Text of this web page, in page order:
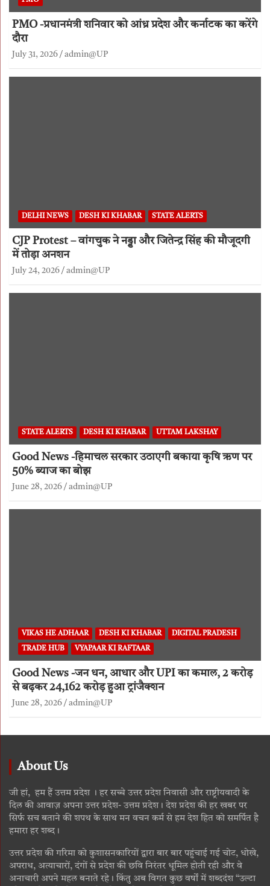
PMO -प्रधानमंत्री शनिवार को आंध्र प्रदेश और कर्नाटक का करेंगे
दौरा
July 31, 2026 admin@UP
DELHI NEWS DESH KI KHABAR STATE ALERTS
CJP Protest – वांगचुक ने नड्डा और जितेन्द्र सिंह की मौजूदगी
में तोड़ा अनशन
July 24, 2026 admin@UP
STATE ALERTS DESH KI KHABAR UTTAM LAKSHAY
Good News -हिमाचल सरकार उठाएगी बकाया कृषि ऋण पर
50% ब्याज का बोझ
June 28, 2026 admin@UP
VIKAS HE ADHAAR DESH KI KHABAR DIGITAL PRADESH
TRADE HUB VYAPAAR KI RAFTAAR
Good News -जन धन, आधार और UPI का कमाल, 2 करोड़
से बढ़कर 24,162 करोड़ हुआ ट्रांजैक्शन
June 28, 2026 admin@UP
About Us
जी हां, हम हैं उत्तम प्रदेश । हर सच्चे उत्तर प्रदेश निवासी और राष्ट्रीयवादी के
दिल की आवाज़ अपना उत्तर प्रदेश- उत्तम प्रदेश। देश प्रदेश की हर खबर पर
सिर्फ सच बताने की शपथ के साथ मन वचन कर्म से हम देश हित को समर्पित है
हमारा हर शब्द।
उत्तर प्रदेश की गरिमा को कुशासनकारियों द्वारा बार बार पहुंचाई गई चोट, धोखे,
अपराध, अत्याचारों, दंगों से प्रदेश की छवि निरंतर धूमिल होती रही और वे
अनाचारी अपने महल बनाते रहे। किंतु अब विगत कुछ वर्षों में शब्ददंश “उल्टा